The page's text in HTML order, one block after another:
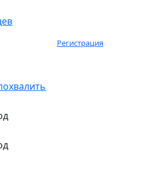
Регистрация